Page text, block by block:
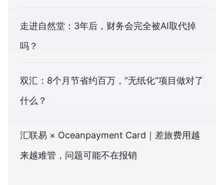
走进自然堂：3年后，财务会完全被AI取代掉
吗？
双汇：8个月节省约百万，“无纸化”项目做对了
什么？
汇联易 × Oceanpayment Card｜差旅费用越
来越难管，问题可能不在报销